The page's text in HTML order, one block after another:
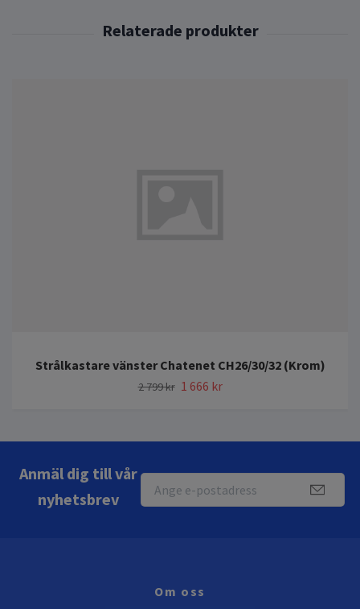
Strålkastare vänster Chatenet CH26/30/32 (Krom)
2 799 kr 1 666 kr
Anmäl dig till vår
nyhetsbrev
Om oss